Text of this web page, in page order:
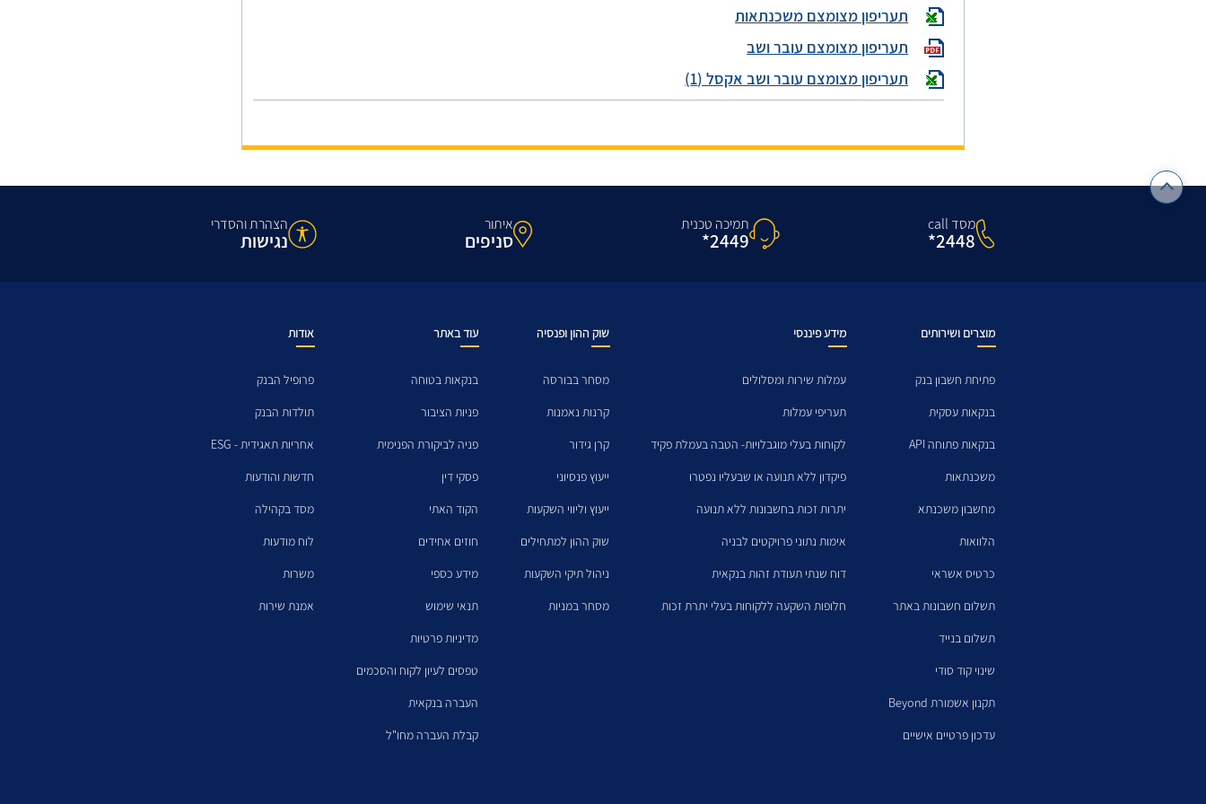
תעריפון מצומצם משכנתאות
תעריפון מצומצם עובר ושב
תעריפון מצומצם עובר ושב אקסל (1)
מסד call
2448*
תמיכה טכנית
2449*
איתור
סניפים
הצהרת והסדרי
נגישות
מוצרים ושירותים
פתיחת חשבון בנק
בנקאות עסקית
בנקאות פתוחה API
משכנתאות
מחשבון משכנתא
הלוואות
כרטיס אשראי
תשלום חשבונות באתר
תשלום בנייד
שינוי קוד סודי
תקנון אשמורת Beyond
עדכון פרטיים אישיים
מידע פיננסי
עמלות שירות ומסלולים
תעריפי עמלות
לקוחות בעלי מוגבלויות- הטבה בעמלת פקיד
פיקדון ללא תנועה או שבעליו נפטרו
יתרות זכות בחשבונות ללא תנועה
אימות נתוני פרויקטים לבניה
דוח שנתי תעודת זהות בנקאית
חלופות השקעה ללקוחות בעלי יתרת זכות
שוק ההון ופנסיה
מסחר בבורסה
קרנות נאמנות
קרן גידור
ייעוץ פנסיוני
ייעוץ וליווי השקעות
שוק ההון למתחילים
ניהול תיקי השקעות
מסחר במניות
עוד באתר
בנקאות בטוחה
פניות הציבור
פניה לביקורת הפנימית
פסקי דין
הקוד האתי
חוזים אחידים
מידע כספי
תנאי שימוש
מדיניות פרטיות
טפסים לעיון לקוח והסכמים
העברה בנקאית
קבלת העברה מחו"ל
אודות
פרופיל הבנק
תולדות הבנק
אחריות תאגידית - ESG
חדשות והודעות
מסד בקהילה
לוח מודעות
משרות
אמנת שירות